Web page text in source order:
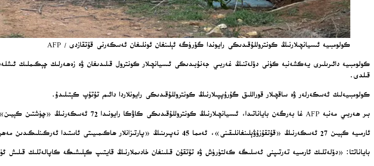
كولومبىيە ئىسيانچىلارنىڭ كونتروللۇقىدىكى رايوندا گۆرۈگە ئېلىنغان ئونلىغان ئەسكەرنى قۇتقازدى / AFP
قىلدى.
كولومبىيەلىك ئەسكەرلەر ۋە ساقچىلار قوراللىق گۇرۇپپىلارنىڭ كونتروللۇقىدىكى رايونلاردا دائىم تۇتۇپ كېتىلىدۇ.
بىر ھەربىي مەنبە AFP غا بەرگەن باياناتىدا، ئىسيانچىلارنىڭ كونتروللۇقىدىكى كاۋكا رايونىدا 72 ئەسكەرنىڭ «چۈشتىن كېيىن» تۇتۇپ كېتىلگەنلىكىنى ئېيتتى، ئەمما تېخىمۇ كۆپ تەپسىلات بەرمىدى.
ئارمىيە كېيىن 27 ئەسكەرنىڭ «قۇتقۇزۇۋېلىنغانلىقىنى»، ئەمما 45 نەپىرىنىڭ «پارتىزانلار ھاكىمىيىتى ئاستىدا ئەركىنلىكىدىن مەھرۇم قىلىنغانلىقىنى» بىلدۈردى.
باياناتتا: «دۆلەتلىك ئارمىيە تەرتىپنى ئەسلىگە كەلتۈرۈش ۋە تۇتقۇن قىلىنغان خادىملارنىڭ قايتىپ كېلىشىگە كاپالەتلىك قىلىش